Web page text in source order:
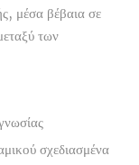
μέσα βέβαια σε
των
σχεδιασμένα